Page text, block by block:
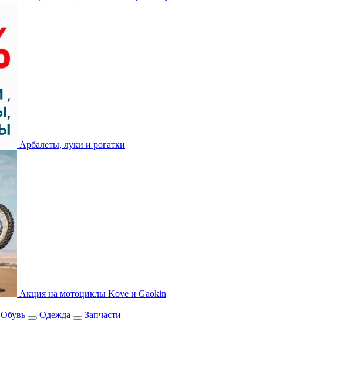
Арбалеты, луки и рогатки
Акция на мотоциклы Kove и Gaokin
Обувь Одежда Запчасти